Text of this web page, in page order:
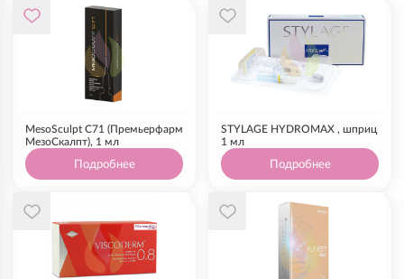
MesoSculpt C71 (Премьерфарм
МезоСкалпт), 1 мл
Подробнее
STYLAGE HYDROMAX , шприц
1 мл
Подробнее